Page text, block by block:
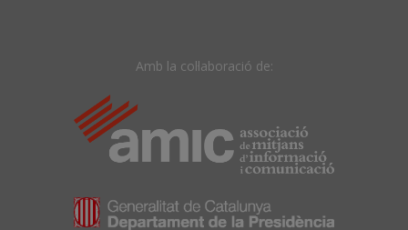
Amb la col·laboració de: